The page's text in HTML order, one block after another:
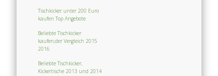
Tischkicker unter 200 Euro
kaufen Top Angebote
Beliebte Tischkicker
kaufen,der Vergleich 2015
2016
Beliebte Tischkicker,
Kickertische 2013 und 2014